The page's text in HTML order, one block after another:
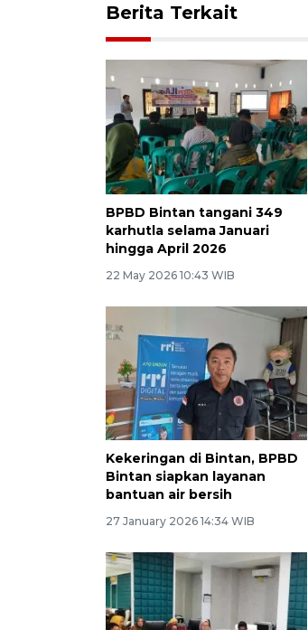
Berita Terkait
BPBD Bintan tangani 349
karhutla selama Januari
hingga April 2026
22 May 2026 10:43 WIB
Kekeringan di Bintan, BPBD
Bintan siapkan layanan
bantuan air bersih
27 January 2026 14:34 WIB